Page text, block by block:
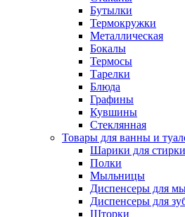
Бутылки
Термокружки
Металлическая
Бокалы
Термосы
Тарелки
Блюда
Графины
Кувшины
Стеклянная
Товары для ванны и
Шарики для
Полки
Мыльницы
Диспенсеры для
Диспенсеры для
Шторки